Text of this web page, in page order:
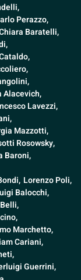
Perazzo,
Baratelli,
Alacevich,
Lavezzi,
Mazzotti,
Rosowsky,
Baroni,
Lorenzo Poli,
Balocchi,
Marchetto,
Cariani,
Guerrini,